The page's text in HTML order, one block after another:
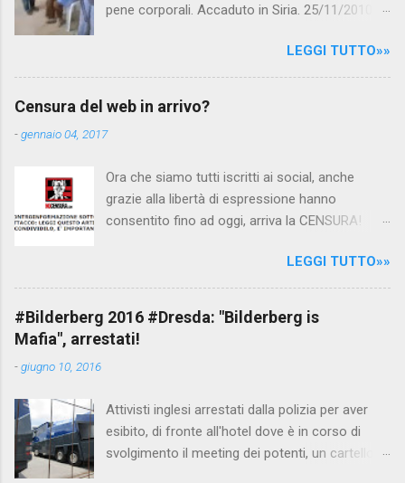
pene corporali. Accaduto in Siria. 25/11/2010
Canale 5 "Forum" si è interessato al caso,
interpellando prontamente l'ambasciata siriana,
per fare luce sulla vicenda: è emerso che il
scuola. LEGGI IL SERVIZIO . staff
nocensura.com Condividi su Facebook
LEGGI TUTTO»»
Censura del web in arrivo?
-gennaio 04, 2017
Ora che siamo tutti iscritti ai social, anche
grazie alla libertà di espressione hanno
consentito fino ad oggi, arriva la CENSURA!
politica rispediti al mittente dai cittadini - perché
censurare avrebbe fatto perdere troppi
consensi ai vari governi - la CENSURA potrebbe
arrivare dall'Antitrust, ovvero l' Autorità garante
governo non c'è più Matteo Renzi ma il buon
Renziloni , controfigura di Renzi messo li per
mettere la faccia su quelle misure che per l'ex
LEGGI TUTTO»»
#Bilderberg 2016 #Dresda: "Bilderberg is
Mafia", arrestati!
-giugno 10, 2016
Attivisti inglesi arrestati dalla polizia per aver
esibito, di fronte all'hotel dove è in corso di
svolgimento il meeting dei potenti, un cartellone